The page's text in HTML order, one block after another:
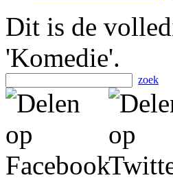
Dit is de
'Komedie'.
zoek